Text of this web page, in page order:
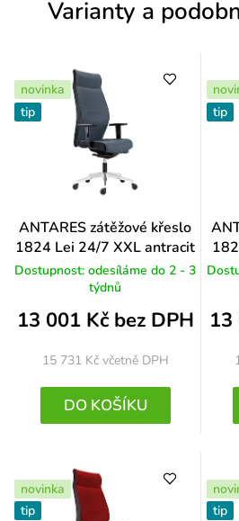
Varianty a
novinka
tip
ANTARES zátěžové křeslo
1824 Lei 24/7 XXL antracit
Dostupnost: odesíláme do 2 - 3
týdnů
13 001 Kč bez DPH
15 731 Kč včetně DPH
DO KOŠÍKU
tip
13
novinka
tip
tip